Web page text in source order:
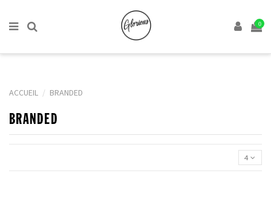
0
ACCUEIL BRANDED
BRANDED
4